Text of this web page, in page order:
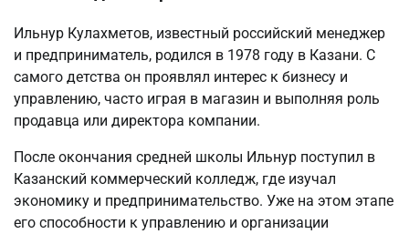
Ильнур Кулахметов, известный российский менеджер
и предприниматель, родился в 1978 году в Казани. С
самого детства он проявлял интерес к бизнесу и
управлению, часто играя в магазин и выполняя роль
продавца или директора компании.
После окончания средней школы Ильнур поступил в
Казанский коммерческий колледж, где изучал
экономику и предпринимательство. Уже на этом этапе
его способности к управлению и организации